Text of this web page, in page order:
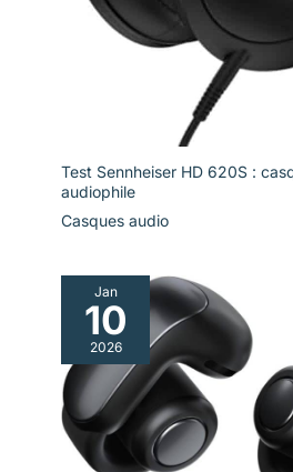
Test Sennheiser HD 620S :
audiophile
Casques audio
Jan
10
2026